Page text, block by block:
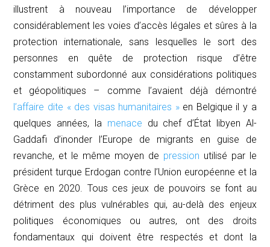
illustrent à nouveau l’importance de développer
considérablement les voies d’accès légales et sûres à la
protection internationale, sans lesquelles le sort des
personnes en quête de protection risque d’être
constamment subordonné aux considérations politiques
et géopolitiques – comme l’avaient déjà démontré
l’affaire dite « des visas humanitaires »en Belgique il y a
quelques années, la menace du chef d’État libyen Al-
Gaddafi d’inonder l’Europe de migrants en guise de
revanche, et le même moyen de pression utilisé par le
président turque Erdogan contre l’Union européenne et la
Grèce en 2020. Tous ces jeux de pouvoirs se font au
détriment des plus vulnérables qui, au-delà des enjeux
politiques économiques ou autres, ont des droits
fondamentaux qui doivent être respectés et dont la